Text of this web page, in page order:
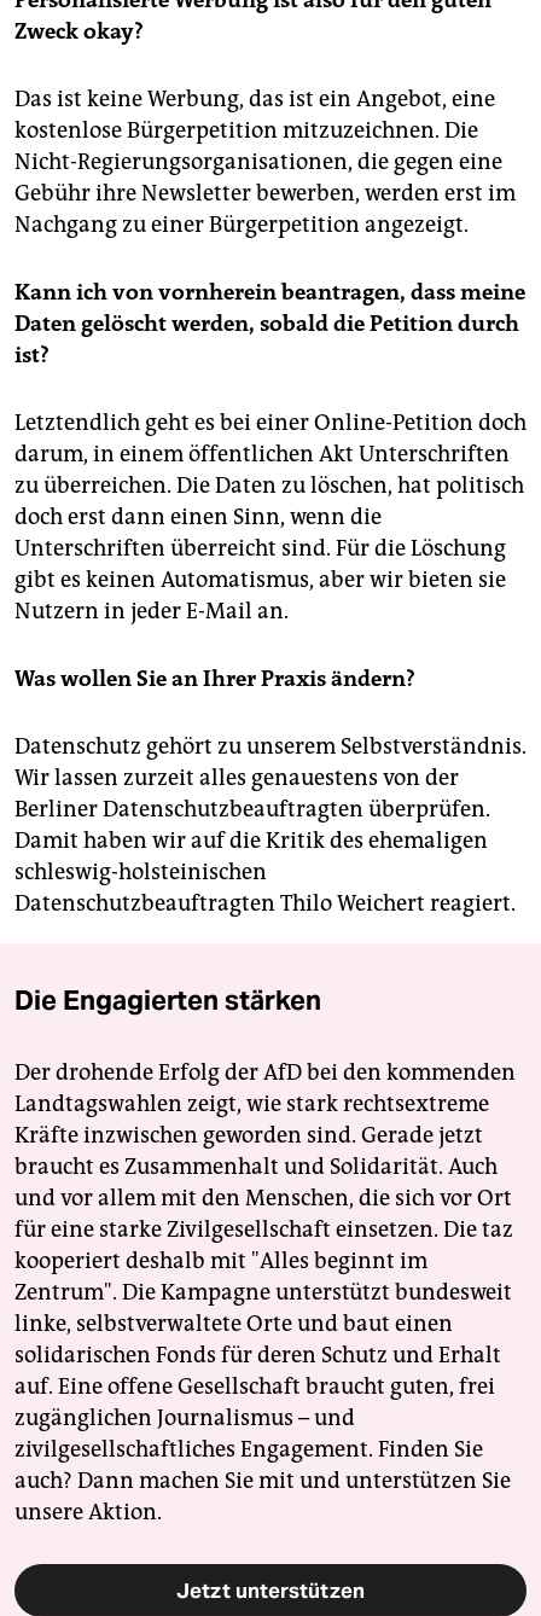
Zweck okay?
Das ist keine Werbung, das ist ein Angebot, eine
kostenlose Bürgerpetition mitzuzeichnen. Die
Nicht-Regierungsorganisationen, die gegen eine
Gebühr ihre Newsletter bewerben, werden erst im
Nachgang zu einer Bürgerpetition angezeigt.
Kann ich von vornherein beantragen, dass meine
Daten gelöscht werden, sobald die Petition durch
ist?
Letztendlich geht es bei einer Online-Petition doch
darum, in einem öffentlichen Akt Unterschriften
zu überreichen. Die Daten zu löschen, hat politisch
doch erst dann einen Sinn, wenn die
Unterschriften überreicht sind. Für die Löschung
gibt es keinen Automatismus, aber wir bieten sie
Nutzern in jeder E-Mail an.
Was wollen Sie an Ihrer Praxis ändern?
Datenschutz gehört zu unserem Selbstverständnis.
Wir lassen zurzeit alles genauestens von der
Berliner Datenschutzbeauftragten überprüfen.
Damit haben wir auf die Kritik des ehemaligen
schleswig-holsteinischen
Datenschutzbeauftragten Thilo Weichert reagiert.
Die Engagierten stärken
Der drohende Erfolg der AfD bei den kommenden
Landtagswahlen zeigt, wie stark rechtsextreme
Kräfte inzwischen geworden sind. Gerade jetzt
braucht es Zusammenhalt und Solidarität. Auch
und vor allem mit den Menschen, die sich vor Ort
für eine starke Zivilgesellschaft einsetzen. Die taz
kooperiert deshalb mit "Alles beginnt im
Zentrum". Die Kampagne unterstützt bundesweit
linke, selbstverwaltete Orte und baut einen
solidarischen Fonds für deren Schutz und Erhalt
auf. Eine offene Gesellschaft braucht guten, frei
zugänglichen Journalismus – und
zivilgesellschaftliches Engagement. Finden Sie
auch? Dann machen Sie mit und unterstützen Sie
unsere Aktion.
Jetzt unterstützen